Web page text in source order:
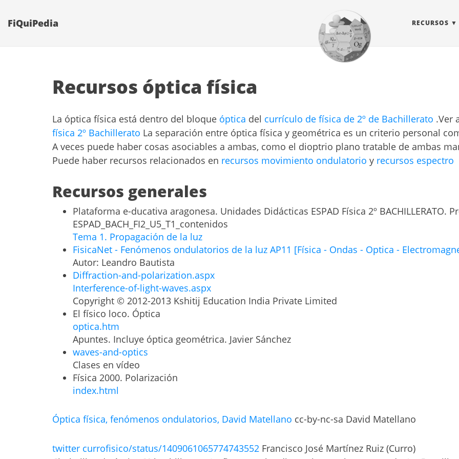
FiQuiPedia RECURSOS
Recursos óptica física
La óptica física está dentro del bloque óptica del currículo de física de 2º de Bachillerato .Ver
física 2º Bachillerato La separación entre óptica física y geométrica es un criterio personal
A veces puede haber cosas asociables a ambas, como el dioptrio plano tratable de ambas
Puede haber recursos relacionados en recursos movimiento ondulatorio y recursos espectro
Recursos generales
Plataforma e-ducativa aragonesa. Unidades Didácticas ESPAD Física 2º BACHILLERATO.
ESPAD_BACH_FI2_U5_T1_contenidos
Tema 1. Propagación de la luz
FisicaNet - Fenómenos ondulatorios de la luz AP11 [Física - Ondas - Optica -
Autor: Leandro Bautista
Diffraction-and-polarization.aspx
Interference-of-light-waves.aspx
Copyright © 2012-2013 Kshitij Education India Private Limited
El físico loco. Óptica
optica.htm
Apuntes. Incluye óptica geométrica. Javier Sánchez
waves-and-optics
Clases en vídeo
Física 2000. Polarización
index.html
Óptica física, fenómenos ondulatorios, David Matellano cc-by-nc-sa David Matellano
twitter currofisico/status/1409061065774743552 Francisco José Martínez Ruiz (Curro)